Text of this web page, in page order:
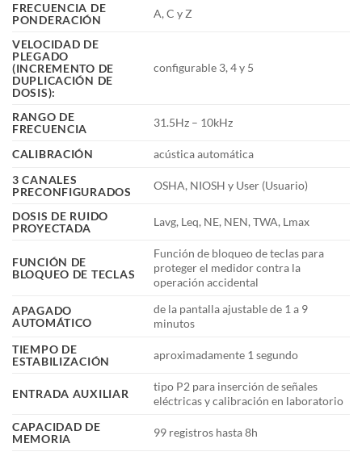
FRECUENCIA DE
PONDERACIÓN
A, C y Z
VELOCIDAD DE
PLEGADO
(INCREMENTO DE
DUPLICACIÓN DE
DOSIS):
configurable 3, 4 y 5
RANGO DE
FRECUENCIA
31.5Hz – 10kHz
CALIBRACIÓN
acústica automática
3 CANALES
PRECONFIGURADOS
OSHA, NIOSH y User (Usuario)
DOSIS DE RUIDO
PROYECTADA
Lavg, Leq, NE, NEN, TWA, Lmax
FUNCIÓN DE
BLOQUEO DE TECLAS
Función de bloqueo de teclas para
proteger el medidor contra la
operación accidental
APAGADO
AUTOMÁTICO
de la pantalla ajustable de 1 a 9
minutos
TIEMPO DE
ESTABILIZACIÓN
aproximadamente 1 segundo
ENTRADA AUXILIAR
tipo P2 para inserción de señales
eléctricas y calibración en laboratorio
CAPACIDAD DE
MEMORIA
99 registros hasta 8h